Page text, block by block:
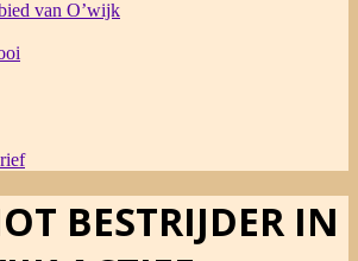
van O’wijk
BESTRIJDER IN